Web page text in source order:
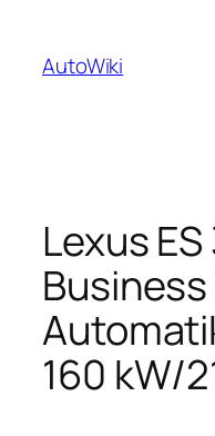
springen
AutoWiki
Lexus
160 kW/